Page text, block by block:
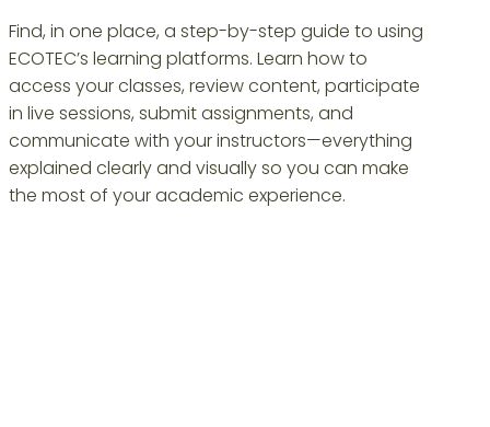
Find, in one place, a step-by-step guide to using
ECOTEC’s learning platforms. Learn how to
access your classes, review content, participate
in live sessions, submit assignments, and
communicate with your instructors—everything
explained clearly and visually so you can make
the most of your academic experience.